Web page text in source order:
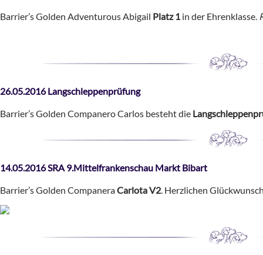
Barrier’s Golden Adventurous Abigail Platz 1 in der Ehrenklasse.
26.05.2016 Langschleppenprüfung
Barrier’s Golden Companero Carlos besteht die
14.05.2016 SRA 9.Mittelfrankenschau Markt Bibart
Barrier’s Golden CompaneraCarlota V2. Herzlichen